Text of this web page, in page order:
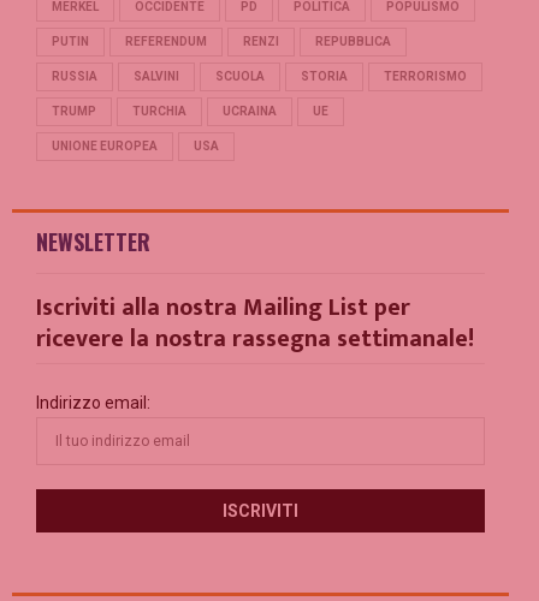
MERKEL OCCIDENTE PD POLITICA POPULISMO
PUTIN REFERENDUM RENZI REPUBBLICA
RUSSIA SALVINI SCUOLA STORIA TERRORISMO
TRUMP TURCHIA UCRAINA UE
UNIONE EUROPEA USA
NEWSLETTER
Iscriviti alla nostra Mailing List per
ricevere la nostra rassegna settimanale!
Indirizzo email: